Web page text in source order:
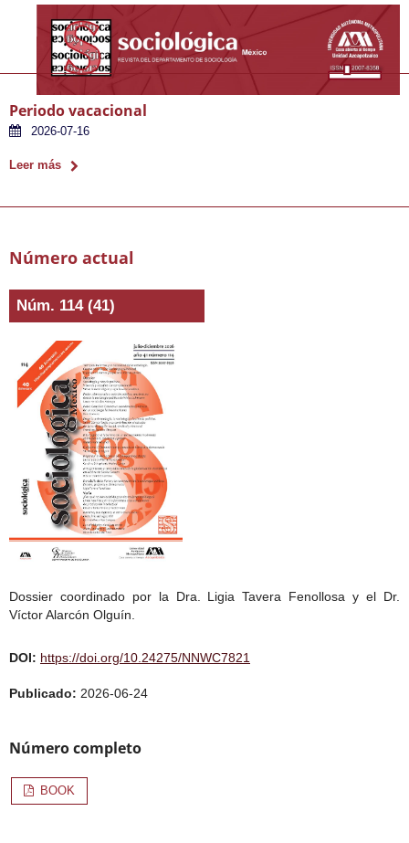
Periodo vacacional
2026-07-16
Leer más
Número actual
Núm. 114 (41)
Dossier coordinado por la Dra. Ligia Tavera Fenollosa y el Dr.
Víctor Alarcón Olguín.
DOI: https://doi.org/10.24275/NNWC7821
Publicado: 2026-06-24
Número completo
BOOK